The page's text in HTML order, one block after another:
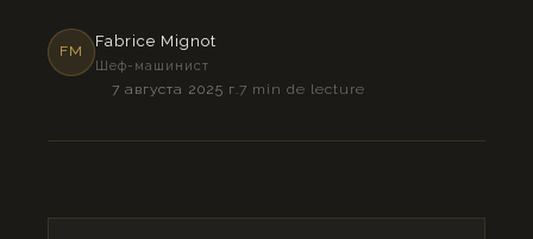
FM
Fabrice Mignot
Шеф-машинист
7 августа 2025 г. 7 min de lecture